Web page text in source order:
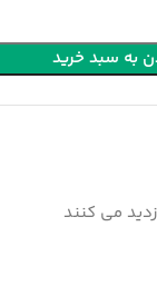
به سبد خرید
می کنند